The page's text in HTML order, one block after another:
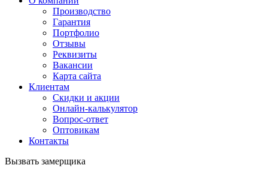
Производство
Гарантия
Портфолио
Отзывы
Реквизиты
Вакансии
Карта сайта
Клиентам
Скидки и акции
Онлайн-калькулятор
Вопрос-ответ
Оптовикам
Контакты
Вызвать замерщика